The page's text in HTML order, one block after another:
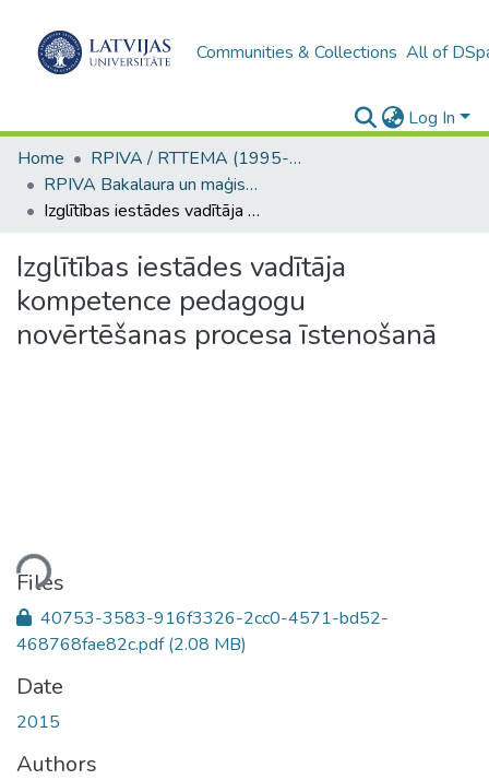
Communities & Collections All of
Log In
Home
RPIVA / RTTEMA (1995-2016)
RPIVA Bakalaura un maģistra darbi / RTTEMA Bachelor's and Master's theses (1995-2017)
Izglītības iestādes vadītāja kompetence pedagogu novērtēšanas procesa īstenošanā
Izglītības iestādes vadītāja
kompetence pedagogu
novērtēšanas procesa īstenošanā
Files
40753-3583-916f3326-2cc0-4571-bd52-
468768fae82c.pdf(2.08 MB)
Date
2015
Authors